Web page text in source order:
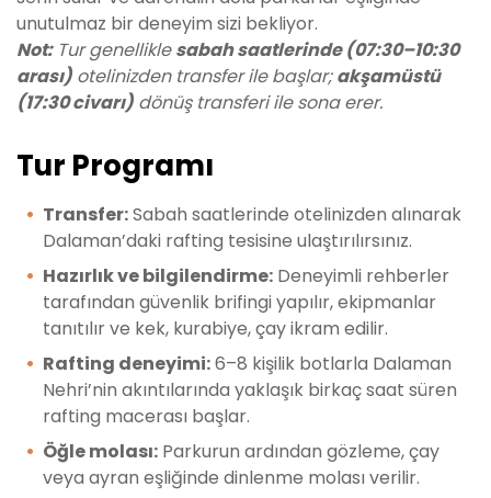
unutulmaz bir deneyim sizi bekliyor.
Not:Tur genelliklesabah saatlerinde (07:30–10:30
arası) otelinizden transfer ile başlar;akşamüstü
(17:30 civarı) dönüş transferi ile sona erer.
Tur Programı
Transfer:Sabah saatlerinde otelinizden alınarak
Dalaman’daki rafting tesisine ulaştırılırsınız.
Hazırlık ve bilgilendirme: Deneyimli rehberler
tarafından güvenlik brifingi yapılır, ekipmanlar
tanıtılır ve kek, kurabiye, çay ikram edilir.
Rafting deneyimi:6–8 kişilik botlarla Dalaman
Nehri’nin akıntılarında yaklaşık birkaç saat süren
rafting macerası başlar.
Öğle molası: Parkurun ardından gözleme, çay
veya ayran eşliğinde dinlenme molası verilir.